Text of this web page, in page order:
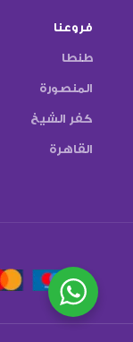
فروعنا
طنطا
المنصورة
كفر الشيخ
القاهرة